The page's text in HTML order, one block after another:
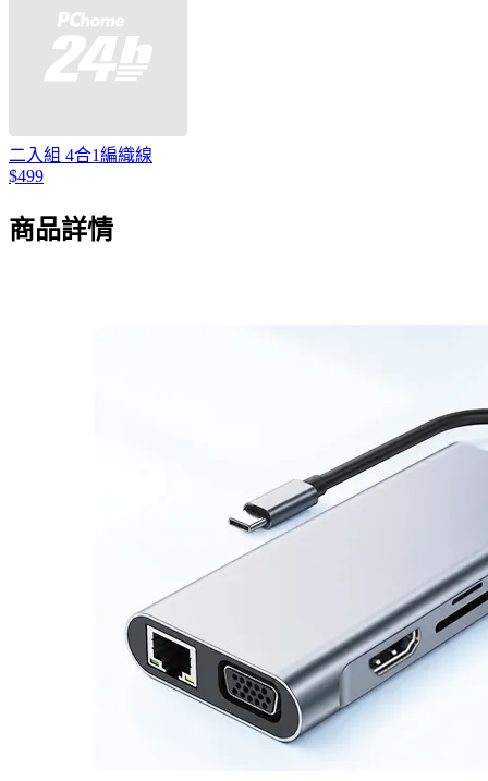
二入組 4合1編織線
$499
商品詳情